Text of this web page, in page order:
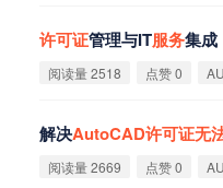
许可证管理与IT服务集成
阅读量 2518 点赞 0
解决AutoCAD许可证无
阅读量 2669 点赞 0